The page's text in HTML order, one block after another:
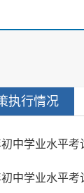
执行情况
初中学业水平
初中学业水平